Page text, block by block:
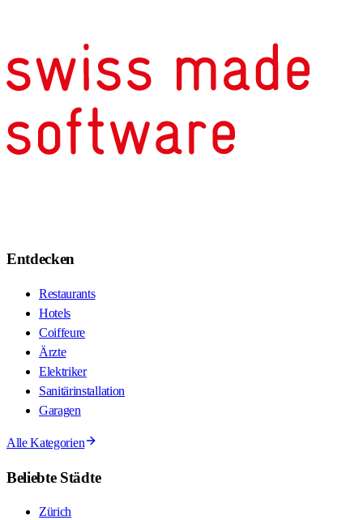
Entdecken
Restaurants
Hotels
Coiffeure
Ärzte
Elektriker
Sanitärinstallation
Garagen
Alle Kategorien
Beliebte Städte
Zürich